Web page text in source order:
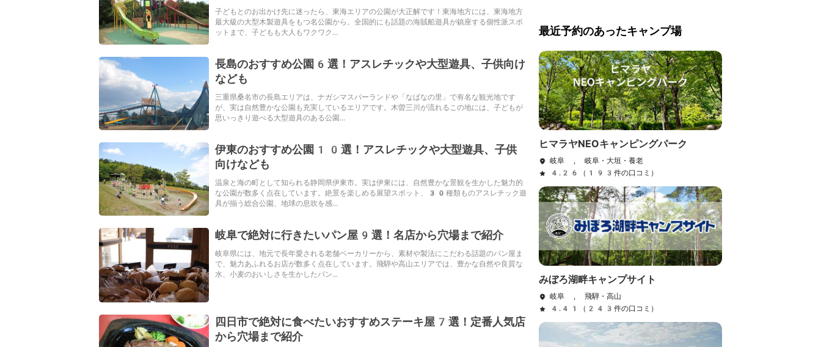
子どもとのお出かけ先に迷ったら、東海エリアの公園が大正解です！東海地方には、東海地方
最大級の大型木製遊具をもつ名公園から、全国的にも話題の海賊船遊具が鎮座する個性派スポ
ットまで、子どもも大人もワクワク...
長島のおすすめ公園6選！アスレチックや大型遊具、子供向け
なども
三重県桑名市の長島エリアは、ナガシマスパーランドや「なばなの里」で有名な観光地です
が、実は自然豊かな公園も充実しているエリアです。木曽三川が流れるこの地には、子どもが
思いっきり遊べる大型遊具のある公園...
伊東のおすすめ公園10選！アスレチックや大型遊具、子供
向けなども
温泉と海の町として知られる静岡県伊東市。実は伊東には、自然豊かな景観を生かした魅力的
な公園が数多く点在しています。絶景を楽しめる展望スポット、30種類ものアスレチック遊
具が揃う総合公園、地球の息吹を感...
岐阜で絶対に行きたいパン屋9選！名店から穴場まで紹介
岐阜県には、地元で長年愛される老舗ベーカリーから、素材や製法にこだわる話題のパン屋ま
で、魅力あふれるお店が数多く点在しています。飛騨や高山エリアでは、豊かな自然や良質な
水、小麦のおいしさを生かしたパン...
四日市で絶対に食べたいおすすめステーキ屋7選！定番人気店
から穴場まで紹介
最近予約のあったキャンプ場
ヒマラヤNEOキャンピングパーク
岐阜 , 岐阜・大垣・養老
4.26（193件の口コミ）
みぼろ湖畔キャンプサイト
岐阜 , 飛騨・高山
4.41（243件の口コミ）